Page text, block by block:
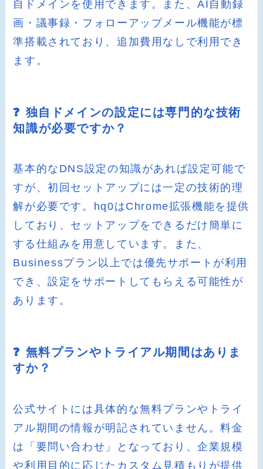
自ドメインを使用できます。また、AI自動録
画・議事録・フォローアップメール機能が標
準搭載されており、追加費用なしで利用でき
ます。
❓ 独自ドメインの設定には専門的な技術
知識が必要ですか？
基本的なDNS設定の知識があれば設定可能で
すが、初回セットアップには一定の技術的理
解が必要です。hq0はChrome拡張機能を提供
しており、セットアップをできるだけ簡単に
する仕組みを用意しています。また、
Businessプラン以上では優先サポートが利用
でき、設定をサポートしてもらえる可能性が
あります。
❓ 無料プランやトライアル期間はありま
すか？
公式サイトには具体的な無料プランやトライ
アル期間の情報が明記されていません。料金
は「要問い合わせ」となっており、企業規模
や利用目的に応じたカスタム見積もりが提供